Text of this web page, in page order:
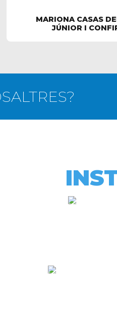
MARIONA CASAS
JÚNIOR I